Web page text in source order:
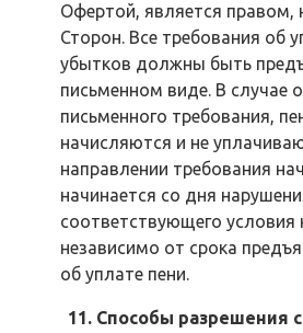
Офертой, является правом,
Сторон. Все требования об
убытков должны быть
письменном виде. В случае
письменного требования,
начисляются и не
направлении требования
начинается со дня
соответствующего
независимо от срока
об уплате пени.
11. Способы разрешения